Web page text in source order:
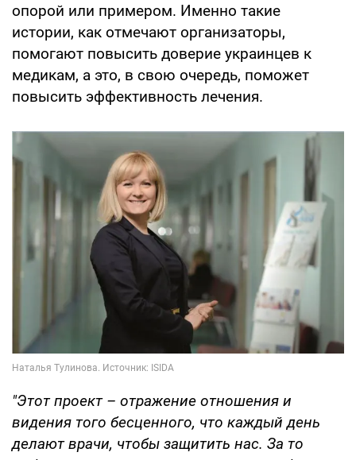
опорой или примером. Именно такие
истории, как отмечают организаторы,
помогают повысить доверие украинцев к
медикам, а это, в свою очередь, поможет
повысить эффективность лечения.
"Этот проект – отражение отношения и
видения того бесценного, что каждый день
делают врачи, чтобы защитить нас. За то